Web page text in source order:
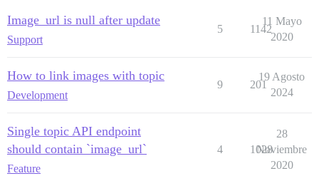
Image_url is null after update
Support
5 1142
11 Mayo
2020
How to link images with topic
Development
9 201
19 Agosto
2024
Single topic API endpoint
should contain `image_url`
Feature
4 1028
28
Noviembre
2020